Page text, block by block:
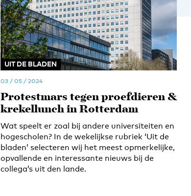
UIT DE BLADEN
03 / 05 / 2024
Protestmars tegen proefdieren &
krekellunch in Rotterdam
Wat speelt er zoal bij andere universiteiten en
hogescholen? In de wekelijkse rubriek ‘Uit de
bladen’ selecteren wij het meest opmerkelijke,
opvallende en interessante nieuws bij de
collega’s uit den lande.